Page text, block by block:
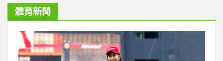
體育新聞